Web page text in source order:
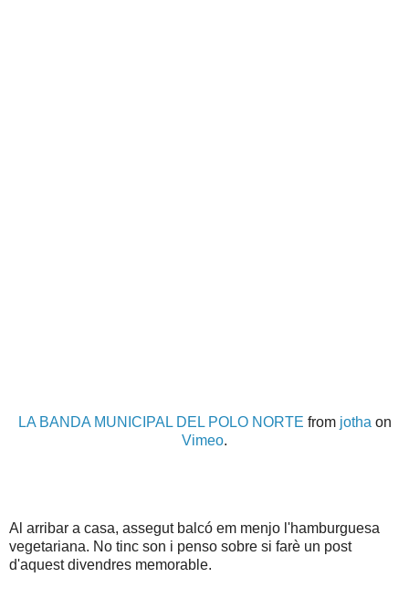
LA BANDA MUNICIPAL DEL POLO NORTE from jotha on
Vimeo.
Al arribar a casa, assegut balcó em menjo l'hamburguesa
vegetariana. No tinc son i penso sobre si farè un post
d'aquest divendres memorable.